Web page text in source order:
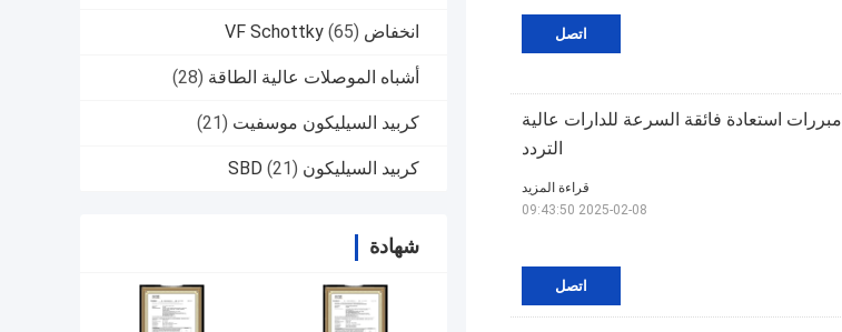
انخفاض VF Schottky (65)
أشباه الموصلات عالية الطاقة (28)
كربيد السيليكون موسفيت (21)
كربيد السيليكون SBD (21)
شهادة
اتصل
30A600V MUR3060CT TO-220AB 25ns مبررات استعادة فائقة السرعة للدارات عالية
التردد
اتصل
قراءة المزيد
2025-02-08 09:43:50